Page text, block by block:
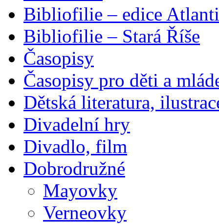
Bibliofilie – edice
Bibliofilie – Stará Říše
Časopisy
Časopisy pro děti a
Dětská literatura,
Divadelní hry
Divadlo, film
Dobrodružné
Mayovky
Verneovky